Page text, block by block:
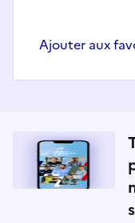
Ajouter aux